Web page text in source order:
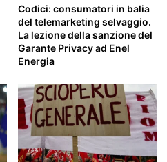
Codici: consumatori in balia
del telemarketing selvaggio.
La lezione della sanzione del
Garante Privacy ad Enel
Energia